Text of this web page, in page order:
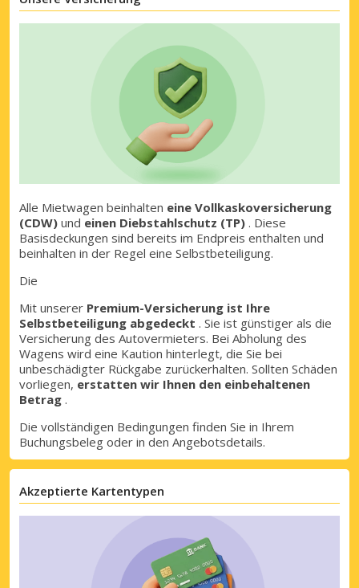
Alle Mietwagen beinhalten eine Vollkaskoversicherung
(CDW) und einen Diebstahlschutz (TP) . Diese
Basisdeckungen sind bereits im Endpreis enthalten und
beinhalten in der Regel eine Selbstbeteiligung.
Die
Mit unserer Premium-Versicherung ist Ihre
Selbstbeteiligung abgedeckt . Sie ist günstiger als die
Versicherung des Autovermieters. Bei Abholung des
Wagens wird eine Kaution hinterlegt, die Sie bei
unbeschädigter Rückgabe zurückerhalten. Sollten Schäden
vorliegen, erstatten wir Ihnen den einbehaltenen
Betrag .
Die vollständigen Bedingungen finden Sie in Ihrem
Buchungsbeleg oder in den Angebotsdetails.
Akzeptierte Kartentypen